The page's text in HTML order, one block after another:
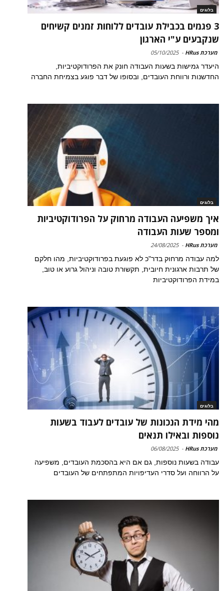
בלוגים
3 פגמים בכבילת עובדים ללוחות זמנים קשיחים
שנקבעים ע"י הארגון
מערכת HRus -
05/10/2025
היעדר גמישות בשעות העבודה חונק את הפרודוקטיביות,
החדשנות ורווחת העובדים, ובסופו של דבר פוגע בצמיחת החברה
בלוגים
איך משפיעה העבודה מרחוק על הפרודוקטיביות
ומספר שעות העבודה
מערכת HRus -
24/08/2025
למה עבודה מרחוק בדר"כ לא פוגעת בפרודוקטיביות, מהו חלקם
של תרבות ארגונית חיובית, תקשורת טובה וניהול גרוע או טוב,
במידת הפרודוקטיביות
בלוגים
מהי מידת הנכונות של עובדים לעבוד בשעות
נוספות ובאילו תנאים
מערכת HRus -
06/08/2025
עבודה בשעות נוספות, גם אם היא בהסכמת העובדים, משפיעה
על הרווחה ועל סדרי העדיפויות המתפתחים של העובדים